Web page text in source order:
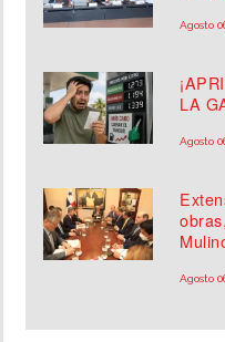
Agosto
LA
Agosto
Agosto